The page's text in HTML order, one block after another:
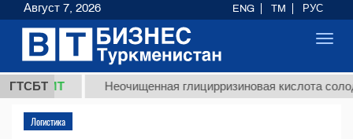
ГТСБТ Неочищенная глицирризиновая кислота
Логистика
Август 7, 2026 ENG TM РУС